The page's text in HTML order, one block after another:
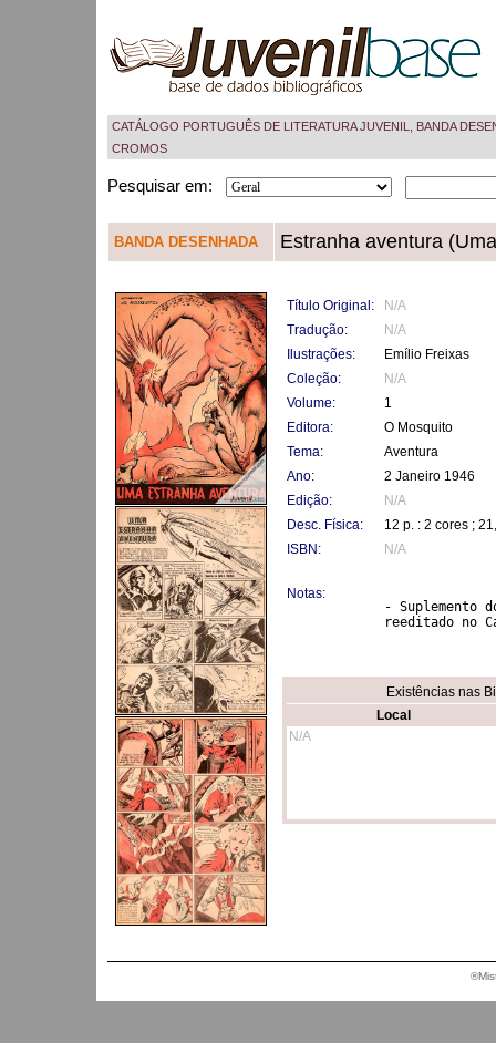
CATÁLOGO PORTUGUÊS DE LITERATURA JUVENIL, BANDA
CROMOS
Pesquisar em:
BANDA DESENHADA Estranha aventura
Título Original:
N/A
Tradução:
N/A
Ilustrações:
Emílio Freixas
Coleção:
N/A
Volume:
1
Editora:
O Mosquito
Tema:
Aventura
Ano:
2 Janeiro 1946
Edição:
N/A
Desc. Física:
12 p. : 2 cores ;
ISBN:
N/A
Notas:
- Suplemento
reeditado no
Existências nas
Local
N/A